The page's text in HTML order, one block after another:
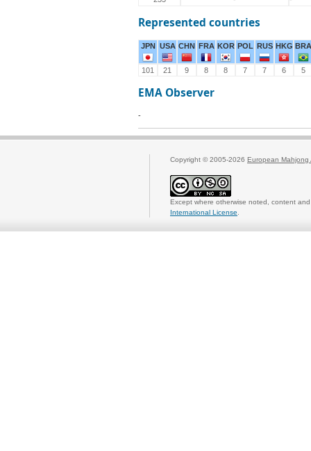
Represented countries
JPN USA CHN FRA KOR POL RUS HKG BRA
101 21 9 8 8 7 7 6 5
EMA Observer
-
Copyright © 2005-2026 European Mahjong
Except where otherwise noted, content
International License